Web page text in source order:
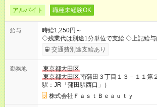
アルバイト 職種未経験OK
給与
時給1,250円～
◇残業代は別途1分単位で支給 ◇上記給与
月インセンティブポイント付与 ・店舗売
じてインセンティブポイントを付与 ・ポ
理美容師手当あり 研修期間6ヶ月間は以下給与のみ変更あり 時
給1230円 ※交通費支給（～500円/日） ※給与に関しては2025年
度の最低賃金を反映済み ※各都道府県の
時期によっては変動の可能性あり 詳細は
わせください 【試用期間】試用期間なし
交通費別途支給あり
勤務地
東京都大田区
東京都大田区南蒲田３丁目１３－１１第
駅：JR「蒲田駅西口」）
株式会社ＦａｓｔＢｅａｕｔｙ